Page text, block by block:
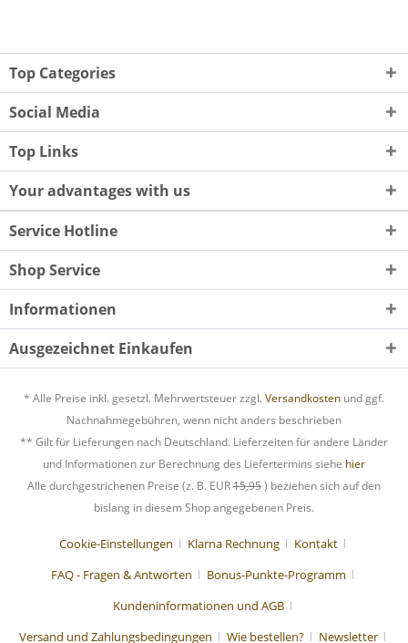
Top Categories
Social Media
Top Links
Your advantages with us
Service Hotline
Shop Service
Informationen
Ausgezeichnet Einkaufen
* Alle Preise inkl. gesetzl. Mehrwertsteuer zzgl. Versandkosten und ggf.
Nachnahmegebühren, wenn nicht anders beschrieben
** Gilt für Lieferungen nach Deutschland. Lieferzeiten für andere Länder
und Informationen zur Berechnung des Liefertermins siehe hier
Alle durchgestrichenen Preise (z. B. EUR15,95) beziehen sich auf den
bislang in diesem Shop angegebenen Preis.
Cookie-Einstellungen Klarna Rechnung
Kontakt
FAQ - Fragen & Antworten
Bonus-Punkte-Programm
Kundeninformationen und AGB
Versand und Zahlungsbedingungen
Wie bestellen? Newsletter